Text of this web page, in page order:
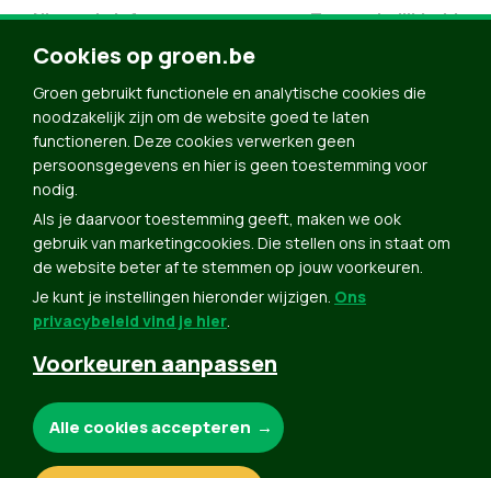
Nieuwsbrief
Doe Mee
Contact
Groen in je buurt
Meldpunt
Toegankelijkheid
Word lid
Agenda
Bekijk kalender
Verleng je lidmaatschap
Programma oktober 2024
Programma juni 2024
Downloads
Webshop
Cookies op groen.be
Groen gebruikt functionele en analytische cookies die
noodzakelijk zijn om de website goed te laten
functioneren. Deze cookies verwerken geen
persoonsgegevens en hier is geen toestemming voor
nodig.
Als je daarvoor toestemming geeft, maken we ook
gebruik van marketingcookies. Die stellen ons in staat om
de website beter af te stemmen op jouw voorkeuren.
Je kunt je instellingen hieronder wijzigen. Ons
privacybeleid vind je hier.
Voorkeuren aanpassen
Alle cookies accepteren